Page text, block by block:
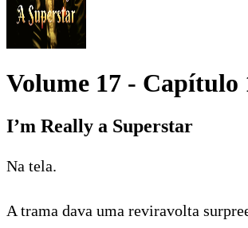
Volume 17 - Capítulo
I’m Really a Superstar
Na tela.
A trama dava uma reviravolta